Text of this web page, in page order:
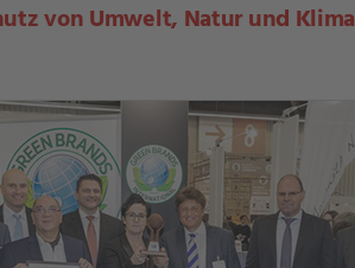
von Umwelt, Natur und Klima